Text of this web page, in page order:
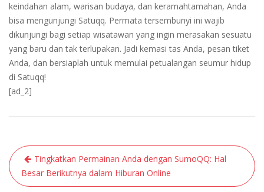
keindahan alam, warisan budaya, dan keramahtamahan, Anda
bisa mengunjungi Satuqq. Permata tersembunyi ini wajib
dikunjungi bagi setiap wisatawan yang ingin merasakan sesuatu
yang baru dan tak terlupakan. Jadi kemasi tas Anda, pesan tiket
Anda, dan bersiaplah untuk memulai petualangan seumur hidup
di Satuqq!
[ad_2]
Post
navigation
Tingkatkan Permainan Anda dengan SumoQQ: Hal
Besar Berikutnya dalam Hiburan Online